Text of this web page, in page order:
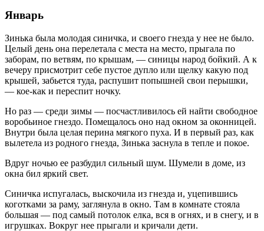
Январь
Зинька была молодая синичка, и своего гнезда у нее не было.
Целый день она перелетала с места на место, прыгала по
заборам, по ветвям, по крышам, — синицы народ бойкий. А к
вечеру присмотрит себе пустое дупло или щелку какую под
крышей, забьется туда, распушит попышней свои перышки,
— кое-как и переспит ночку.
Но раз — среди зимы — посчастливилось ей найти свободное
воробьиное гнездо. Помещалось оно над окном за оконницей.
Внутри была целая перина мягкого пуха. И в первый раз, как
вылетела из родного гнезда, Зинька заснула в тепле и покое.
Вдруг ночью ее разбудил сильный шум. Шумели в доме, из
окна бил яркий свет.
Синичка испугалась, выскочила из гнезда и, уцепившись
коготками за раму, заглянула в окно. Там в комнате стояла
большая — под самый потолок елка, вся в огнях, и в снегу, и в
игрушках. Вокруг нее прыгали и кричали дети.